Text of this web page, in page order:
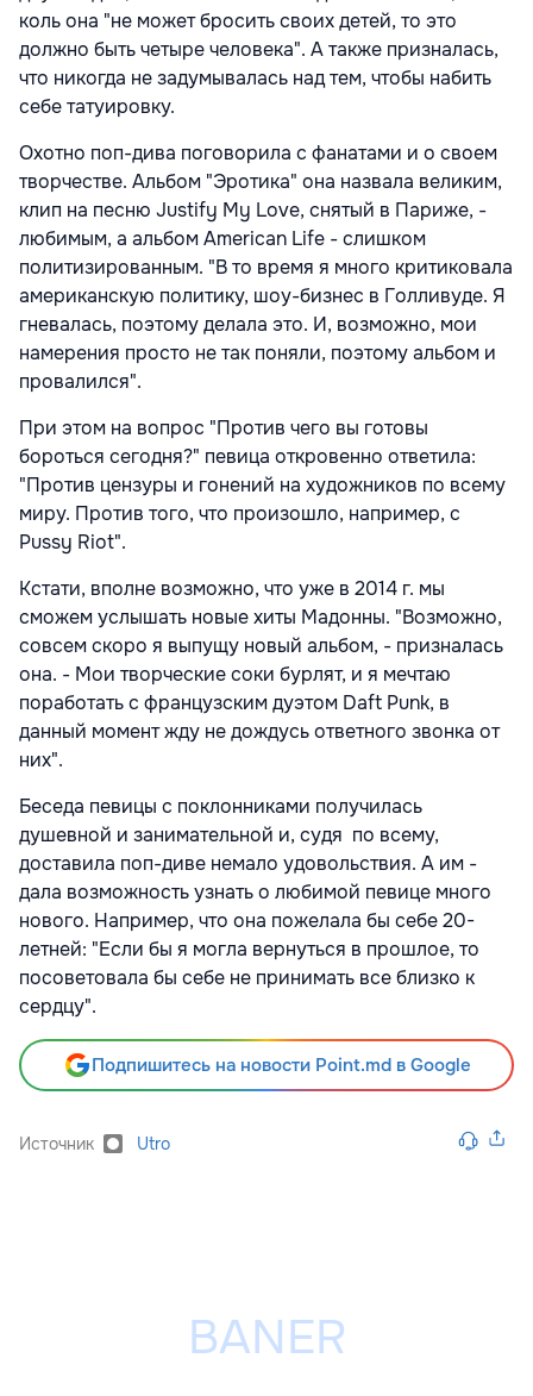
коль она "не может бросить своих детей, то это
должно быть четыре человека". А также призналась,
что никогда не задумывалась над тем, чтобы набить
себе татуировку.
Охотно поп-дива поговорила с фанатами и о своем
творчестве. Альбом "Эротика" она назвала великим,
клип на песню Justify My Love, снятый в Париже, -
любимым, а альбом American Life - слишком
политизированным. "В то время я много критиковала
американскую политику, шоу-бизнес в Голливуде. Я
гневалась, поэтому делала это. И, возможно, мои
намерения просто не так поняли, поэтому альбом и
провалился".
При этом на вопрос "Против чего вы готовы
бороться сегодня?" певица откровенно ответила:
"Против цензуры и гонений на художников по всему
миру. Против того, что произошло, например, с
Pussy Riot".
Кстати, вполне возможно, что уже в 2014 г. мы
сможем услышать новые хиты Мадонны. "Возможно,
совсем скоро я выпущу новый альбом, - призналась
она. - Мои творческие соки бурлят, и я мечтаю
поработать с французским дуэтом Daft Punk, в
данный момент жду не дождусь ответного звонка от
них".
Беседа певицы с поклонниками получилась
душевной и занимательной и, судя по всему,
доставила поп-диве немало удовольствия. А им -
дала возможность узнать о любимой певице много
нового. Например, что она пожелала бы себе 20-
летней: "Если бы я могла вернуться в прошлое, то
посоветовала бы себе не принимать все близко к
сердцу".
Подпишитесь на новости Point.md в Google
Источник Utro